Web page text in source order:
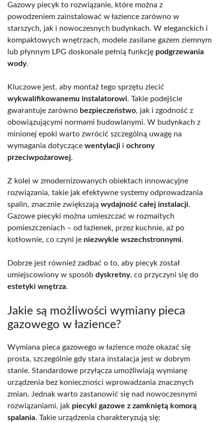
Gazowy piecyk to rozwiązanie, które można z
powodzeniem zainstalować w łazience zarówno w
starszych, jak i nowoczesnych budynkach. W eleganckich i
kompaktowych wnętrzach, modele zasilane gazem ziemnym
lub płynnym LPG doskonale pełnią funkcję podgrzewania
wody.
Kluczowe jest, aby montaż tego sprzętu zlecić
wykwalifikowanemu instalatorowi. Takie podejście
gwarantuje zarówno bezpieczeństwo, jak i zgodność z
obowiązującymi normami budowlanymi. W budynkach z
minionej epoki warto zwrócić szczególną uwagę na
wymagania dotyczące wentylacji i ochrony
przeciwpożarowej.
Z kolei w zmodernizowanych obiektach innowacyjne
rozwiązania, takie jak efektywne systemy odprowadzania
spalin, znacznie zwiększają wydajność całej instalacji.
Gazowe piecyki można umieszczać w rozmaitych
pomieszczeniach – od łazienek, przez kuchnie, aż po
kotłownie, co czyni je niezwykle wszechstronnymi.
Dobrze jest również zadbać o to, aby piecyk został
umiejscowiony w sposób dyskretny, co przyczyni się do
estetyki wnętrza.
Jakie są możliwości wymiany pieca
gazowego w łazience?
Wymiana pieca gazowego w łazience może okazać się
prosta, szczególnie gdy stara instalacja jest w dobrym
stanie. Standardowe przyłącza umożliwiają wymianę
urządzenia bez konieczności wprowadzania znacznych
zmian. Jednak warto zastanowić się nad nowoczesnymi
rozwiązaniami, jak piecyki gazowe z zamkniętą komorą
spalania. Takie urządzenia charakteryzują się: